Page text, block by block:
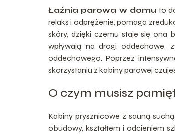
Łaźnia parowa w domu to
relaks i odprężenie, pomaga
skóry, dzięki czemu staje się ona
wpływają na drogi oddechowe,
oddechowego. Poprzez
skorzystaniu z kabiny parowej
O czym musisz
Kabiny prysznicowe z sauną
obudowy, kształtem i odcieniem